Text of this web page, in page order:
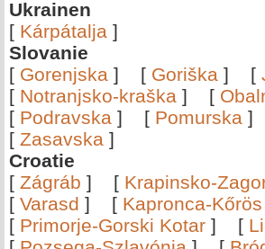
Ukrainen
[ Kárpátalja ]
Slovanie
[ Gorenjska ] [ Goriška ] [
[ Notranjsko-kraška ] [
[ Podravska ] [ Pomurska ]
[ Zasavska ]
Croatie
[ Zágráb ] [ Krapinsko-
[ Varasd ] [ Kapronca-Kőrös
[ Primorje-Gorski Kotar ] [